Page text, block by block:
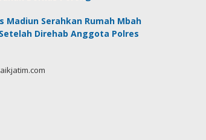
Madiun Serahkan Rumah Mbah
Direhab Anggota Polres